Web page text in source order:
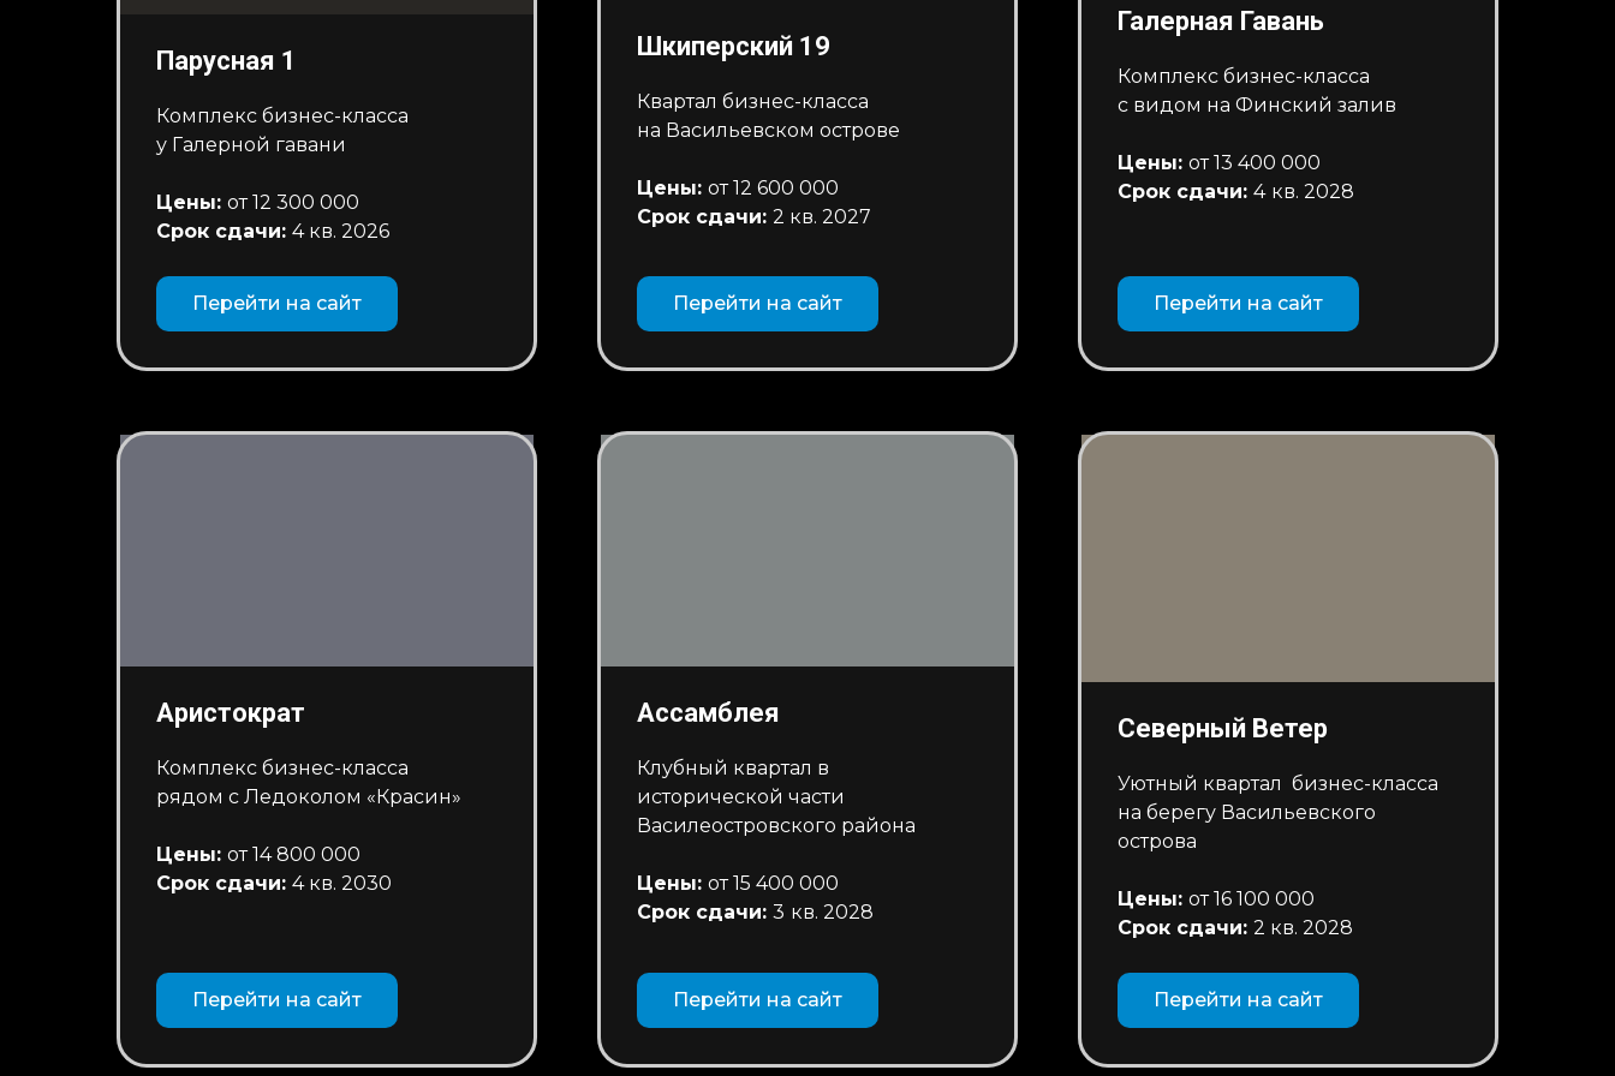
Парусная 1
Комплекс бизнес-класса
у Галерной гавани
Цены: от 12 300 000
Срок сдачи: 4 кв. 2026
Перейти на сайт
Шкиперский 19
Квартал бизнес-класса
на Васильевском острове
Цены: от 12 600 000
Срок сдачи: 2 кв. 2027
Перейти на сайт
Галерная Гавань
Комплекс бизнес-класса
с видом на Финский залив
Цены: от 13 400 000
Срок сдачи: 4 кв. 2028
Перейти на сайт
Аристократ
Комплекс бизнес-класса
рядом с Ледоколом «Красин»
Цены: от 14 800 000
Срок сдачи: 4 кв. 2030
Перейти на сайт
Ассамблея
Клубный квартал в
исторической части
Василеостровского района
Цены: от 15 400 000
Срок сдачи: 3 кв. 2028
Перейти на сайт
Северный Ветер
Уютный квартал бизнес-класса
на берегу Васильевского
острова
Цены: от 16 100 000
Срок сдачи: 2 кв. 2028
Перейти на сайт